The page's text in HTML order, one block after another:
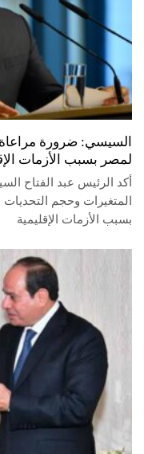
السيسي: ضرورة
لمصر بسبب الأزمات
أكد الرئيس عبد الفتاح
المتغيرات وحجم
بسبب الأزمات الإقليمية